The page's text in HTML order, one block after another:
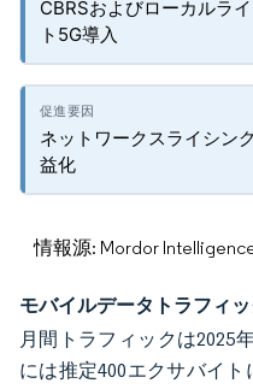
CBRSおよびローカルラ
ト5G導入
ネットワークスライシン
益化
情報源: Mordor
モバイルデータトラフィ
月間トラフィックは2025
には推定400エクサバイ